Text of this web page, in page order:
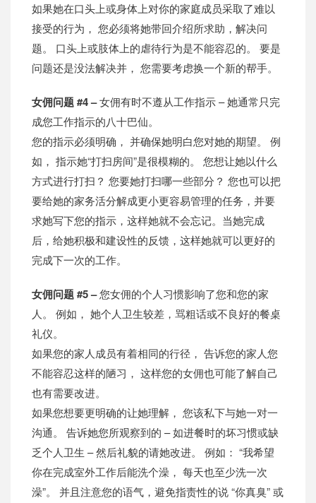
如果她在口头上或身体上对你的家庭成员采取了难以
接受的行为， 您必须将她带回介绍所求助，解决问
题。 口头上或肢体上的虐待行为是不能容忍的。 要是
问题还是没法解决并， 您需要考虑换一个新的帮手。
女佣问题 #4 –女佣有时不遵从工作指示 – 她通常只完
成您工作指示的八十巴仙。
您的指示必须明确， 并确保她明白您对她的期望。 例
如， 指示她“打扫房间”是很模糊的。 您想让她以什么
方式进行打扫？ 您要她打扫哪一些部分？ 您也可以把
要给她的家务活分解成更小更容易管理的任务，并要
求她写下您的指示，这样她就不会忘记。当她完成
后，给她积极和建设性的反馈，这样她就可以更好的
完成下一次的工作。
女佣问题 #5 –您女佣的个人习惯影响了您和您的家
人。 例如， 她个人卫生较差，骂粗话或不良好的餐桌
礼仪。
如果您的家人成员有着相同的行径， 告诉您的家人您
不能容忍这样的陋习， 这样您的女佣也可能了解自己
也有需要改进。
如果您想要更明确的让她理解， 您该私下与她一对一
沟通。 告诉她您所观察到的 – 如进餐时的坏习惯或缺
乏个人卫生 – 然后礼貌的请她改进。 例如： “我希望
你在完成室外工作后能洗个澡， 每天也至少洗一次
澡”。 并且注意您的语气，避免指责性的说 “你真臭” 或